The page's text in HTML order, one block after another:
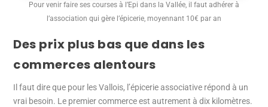
Pour venir faire ses courses à l’Epi dans la Vallée, il faut adhérer à
l’association qui gère l’épicerie, moyennant 10€ par an
Des prix plus bas que dans les
commerces alentours
Il faut dire que pour les Vallois, l’épicerie associative répond à un
vrai besoin. Le premier commerce est autrement à dix kilomètres.